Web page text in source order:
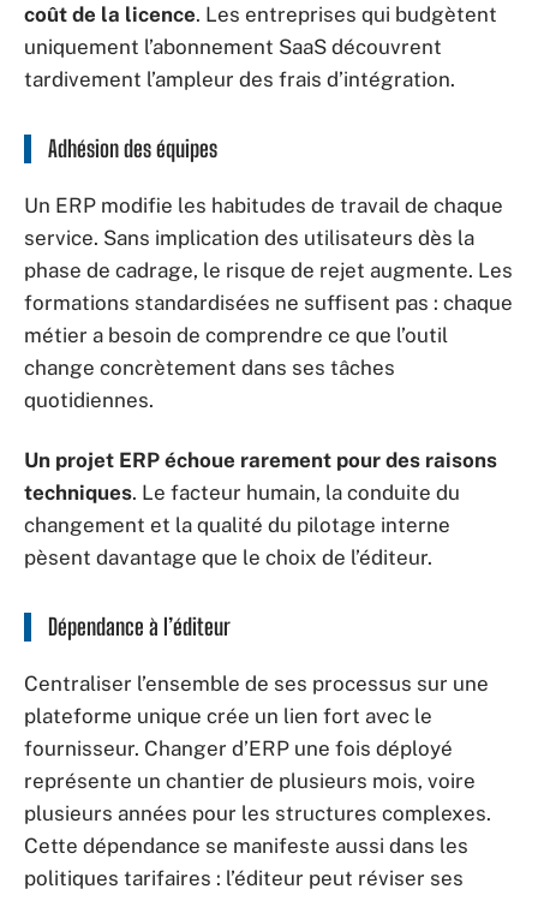
coût de la licence. Les entreprises qui budgètent
uniquement l’abonnement SaaS découvrent
tardivement l’ampleur des frais d’intégration.
Adhésion des équipes
Un ERP modifie les habitudes de travail de chaque
service. Sans implication des utilisateurs dès la
phase de cadrage, le risque de rejet augmente. Les
formations standardisées ne suffisent pas : chaque
métier a besoin de comprendre ce que l’outil
change concrètement dans ses tâches
quotidiennes.
Un projet ERP échoue rarement pour des raisons
techniques. Le facteur humain, la conduite du
changement et la qualité du pilotage interne
pèsent davantage que le choix de l’éditeur.
Dépendance à l’éditeur
Centraliser l’ensemble de ses processus sur une
plateforme unique crée un lien fort avec le
fournisseur. Changer d’ERP une fois déployé
représente un chantier de plusieurs mois, voire
plusieurs années pour les structures complexes.
Cette dépendance se manifeste aussi dans les
politiques tarifaires : l’éditeur peut réviser ses